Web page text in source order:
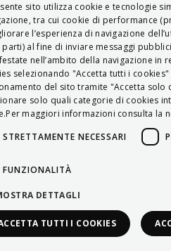
sito utilizza cookie e tecnologie
tra cui cookie di performance
l’esperienza di navigazione
parti) al fine di inviare messaggi
nell’ambito della navigazione in
selezionando "Accetta tutti i
del sito tramite "Accetta solo
solo quali categorie di cookies
maggiori informazioni consulta la
STRETTAMENTE NECESSARI
FUNZIONALITÀ
DETTAGLI
TUTTI I COOKIES